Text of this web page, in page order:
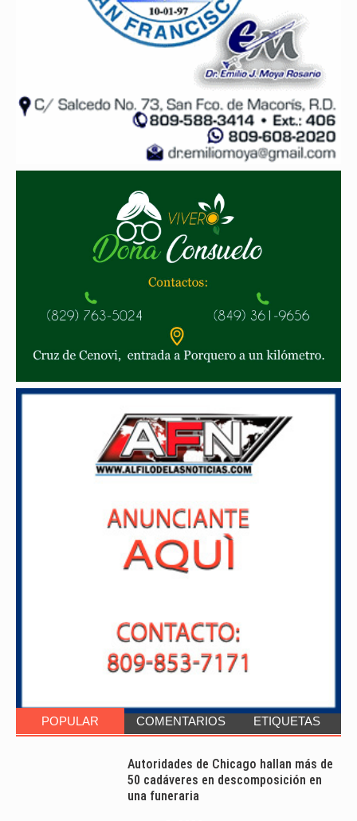
POPULAR COMENTARIOS ETIQUETAS
Autoridades de Chicago hallan más de
50 cadáveres en descomposición en
una funeraria